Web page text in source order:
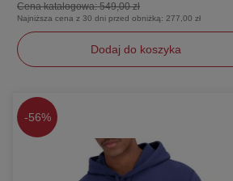
Cena katalogowa:549,00 zł
Najniższa cena z 30 dni przed obniżką: 277,00 zł
Dodaj do koszyka
XXL
-56%